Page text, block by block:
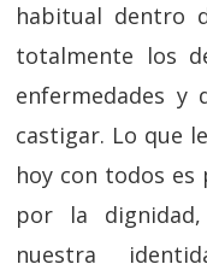
habitual dentro
totalmente los
enfermedades
castigar. Lo que
hoy con todos
por la
nuestra